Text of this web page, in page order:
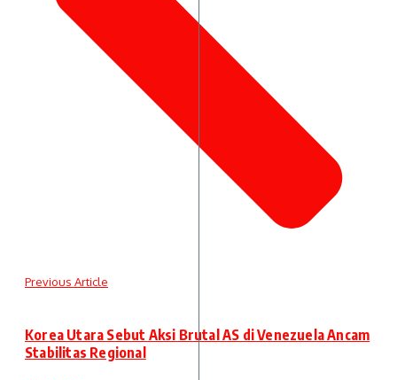
Previous Article
Korea Utara Sebut Aksi Brutal AS di Venezuela Ancam
Stabilitas Regional